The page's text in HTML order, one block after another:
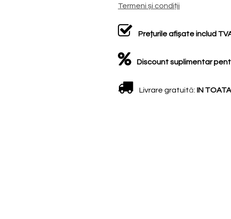
Termeni și condiții
Prețurile afișate includ
Discount suplimentar
Livrare gratuită: IN